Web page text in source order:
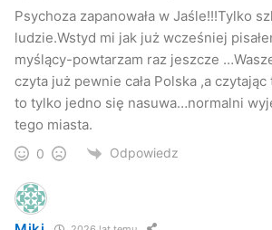
Psychoza zapanowała w Jaśle!!!Tylko
ludzie.Wstyd mi jak już wcześniej
myślący-powtarzam raz jeszcze
czyta już pewnie cała Polska ,a
to tylko jedno się nasuwa…normalni
tego miasta.
0 Odpowiedz